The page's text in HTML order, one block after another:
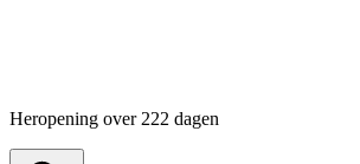
Heropening over 222 dagen